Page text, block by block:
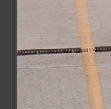
61° Stormo
70° Stormo
72° Stormo
1° RMV
3° RMV
10° RMV
CAE MC
Accademia